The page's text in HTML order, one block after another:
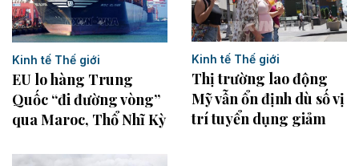
Kinh tế Thế giới
EU lo hàng Trung
Quốc “đi đường vòng”
qua Maroc, Thổ Nhĩ Kỳ
Kinh tế Thế giới
Thị trường lao động
Mỹ vẫn ổn định dù số vị
trí tuyển dụng giảm